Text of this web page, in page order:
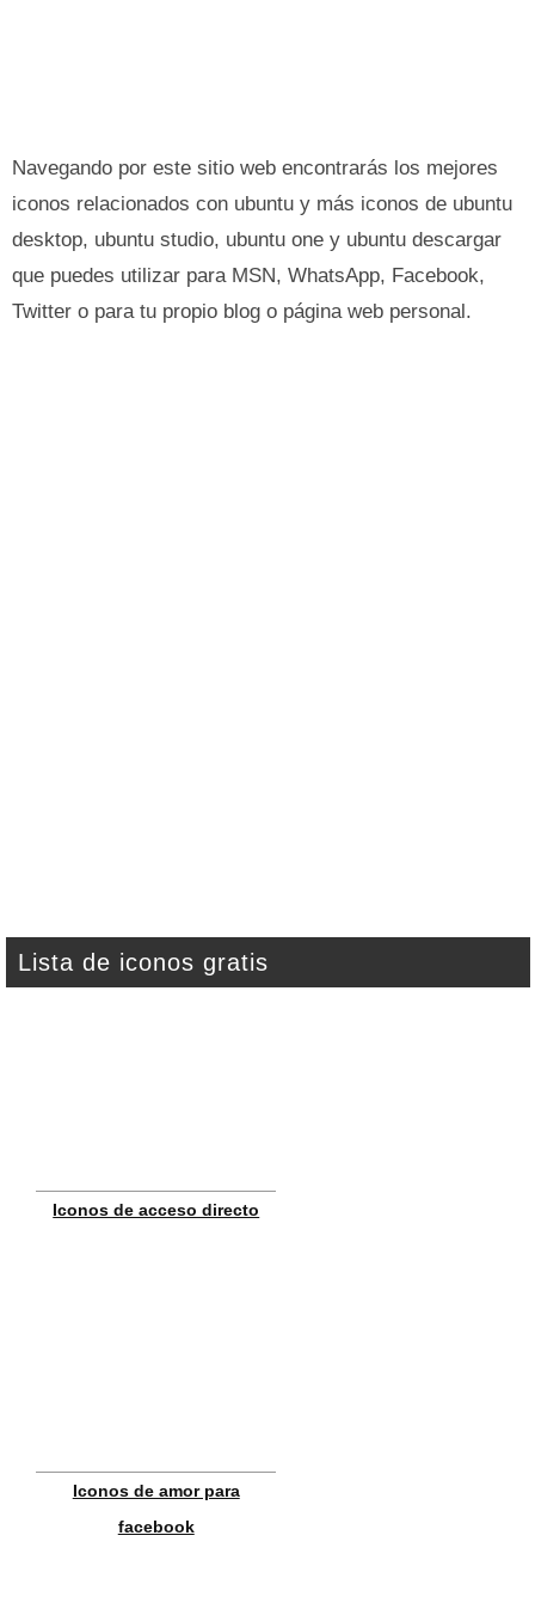
Navegando por este sitio web encontrarás los mejores
iconos relacionados con ubuntu y más iconos de ubuntu
desktop, ubuntu studio, ubuntu one y ubuntu descargar
que puedes utilizar para MSN, WhatsApp, Facebook,
Twitter o para tu propio blog o página web personal.
Lista de iconos gratis
Iconos de acceso directo
Iconos de amor para
facebook